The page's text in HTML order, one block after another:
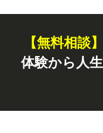
【無料相談】
体験から人